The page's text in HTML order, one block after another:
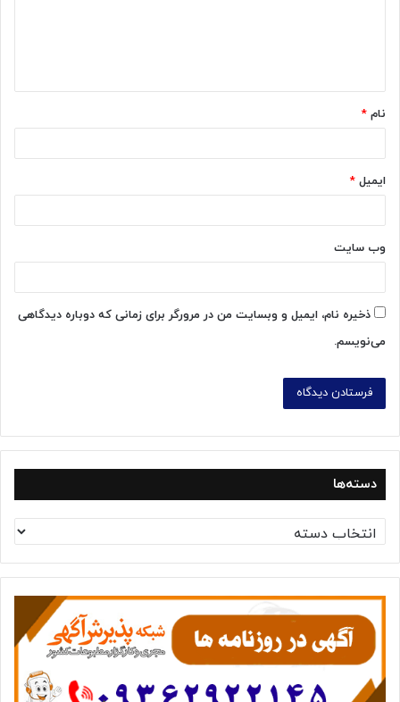
*
نام *
ایمیل *
وب‌ سایت
ذخیره نام، ایمیل و وبسایت من در مرورگر برای زمانی که دوباره دیدگاهی
می‌نویسم.
دسته‌ها
س
ت
ه‌
ه